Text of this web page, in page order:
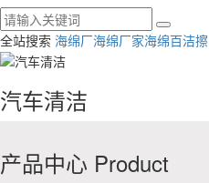
全站搜索 海绵厂海绵厂家海绵百洁擦
汽车清洁
产品中心 Product